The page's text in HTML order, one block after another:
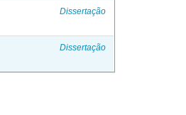
Dissertação
Dissertação